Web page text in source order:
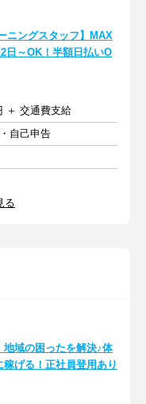
ニングスタッフ】MAX
日～OK！半額日払いO
＋ 交通費支給
自己申告
る
地域の困ったを解決♪体
げる！正社員登用あり